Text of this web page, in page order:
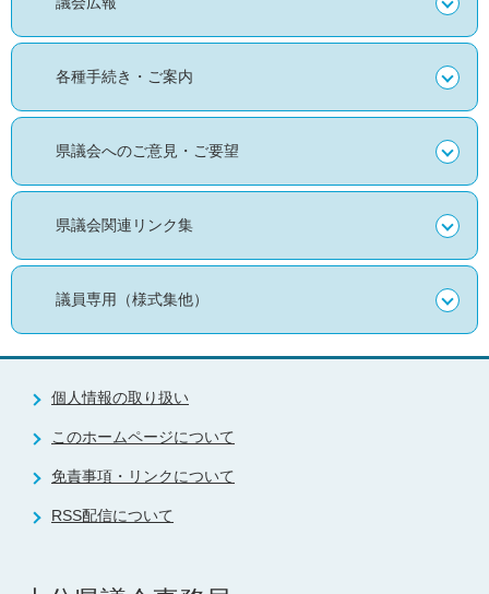
各種手続き・ご案内
県議会へのご意見・ご要望
県議会関連リンク集
議員専用（様式集他）
個人情報の取り扱い
このホームページについて
免責事項・リンクについて
RSS配信について